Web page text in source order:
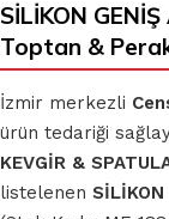
SİLİKON
Toptan &
İzmir merkezli
ürün tedariği
KEVGİR &
listelenen